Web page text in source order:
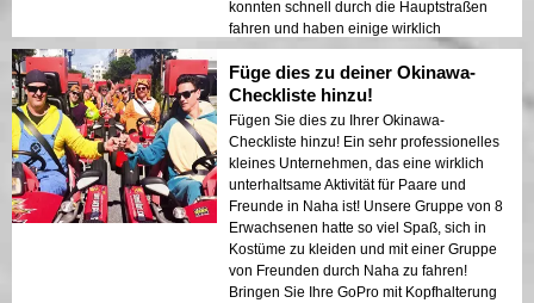
konnten schnell durch die Hauptstraßen
fahren und haben einige wirklich
großartige Fotos gemacht, an die wir uns
immer erinnern werden. Ich kann dieses
Erlebnis nur wärmstens empfehlen!!
Füge dies zu deiner Okinawa-
Checkliste hinzu!
Fügen Sie dies zu Ihrer Okinawa-
Checkliste hinzu! Ein sehr professionelles
kleines Unternehmen, das eine wirklich
unterhaltsame Aktivität für Paare und
Freunde in Naha ist! Unsere Gruppe von 8
Erwachsenen hatte so viel Spaß, sich in
Kostüme zu kleiden und mit einer Gruppe
von Freunden durch Naha zu fahren!
Bringen Sie Ihre GoPro mit Kopfhalterung